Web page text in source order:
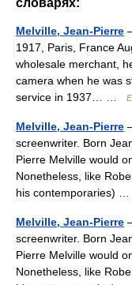
словарях:
Melville, Jean-Pierre
1917, Paris, France
wholesale merchant,
camera when he was
service in 1937… …
Melville, Jean-Pierre
screenwriter. Born
Pierre Melville would
Nonetheless, like
his contemporaries) …
Melville, Jean-Pierre
screenwriter. Born
Pierre Melville would
Nonetheless, like